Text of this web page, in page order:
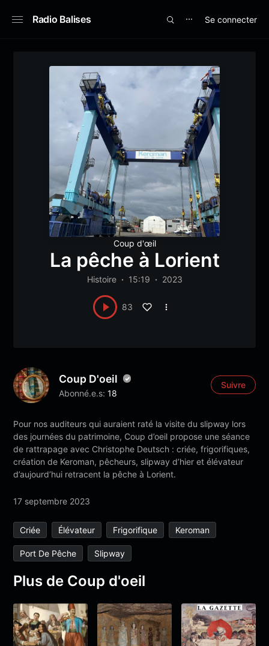
Radio Balises ⋯ Se connecter
Coup d'œil
La pêche à Lorient
Histoire 15:19 2023
83
Coup D'oeil
Abonné.e.s: 18
Suivre
Pour nos auditeurs qui auraient raté la visite du slipway lors
des journées du patrimoine, Coup d’oeil propose une séance
de rattrapage avec Christophe Deutsch : criée, frigorifiques,
création de Keroman, pêcheurs, slipway d’hier et élévateur
d’aujourd’hui retracent la pêche à Lorient.
17 septembre 2023
Criée Élévateur Frigorifique Keroman
Port De Pêche Slipway
Plus de Coup d'oeil